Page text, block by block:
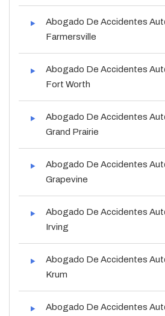
Abogado De Accidentes
Farmersville
Abogado De Accidentes
Fort Worth
Abogado De Accidentes
Grand Prairie
Abogado De Accidentes
Grapevine
Abogado De Accidentes
Irving
Abogado De Accidentes
Krum
Abogado De Accidentes